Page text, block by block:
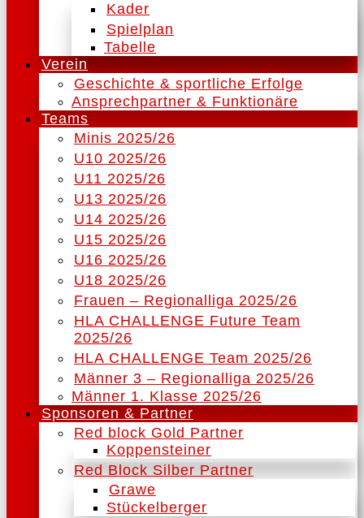
Kader
Spielplan
Tabelle
Verein
Geschichte & sportliche Erfolge
Ansprechpartner & Funktionäre
Teams
Minis 2025/26
U10 2025/26
U11 2025/26
U13 2025/26
U14 2025/26
U15 2025/26
U16 2025/26
U18 2025/26
Frauen – Regionalliga 2025/26
HLA CHALLENGE Future Team
2025/26
HLA CHALLENGE Team 2025/26
Männer 3 – Regionalliga 2025/26
Männer 1. Klasse 2025/26
Sponsoren & Partner
Red block Gold Partner
Koppensteiner
Red Block Silber Partner
Grawe
Stückelberger